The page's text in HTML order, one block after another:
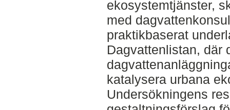
ekosystemtjänster,
med
praktikbaserat
Dagvattenlistan, där
katalysera urbana
Undersökningens